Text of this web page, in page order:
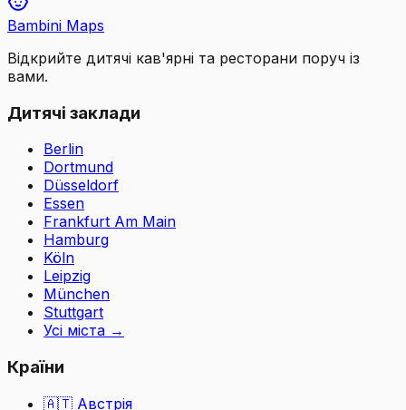
Bambini Maps
Відкрийте дитячі кав'ярні та ресторани поруч із
вами.
Дитячі заклади
Berlin
Dortmund
Düsseldorf
Essen
Frankfurt Am Main
Hamburg
Köln
Leipzig
München
Stuttgart
Усі міста →
Країни
🇦🇹 Австрія